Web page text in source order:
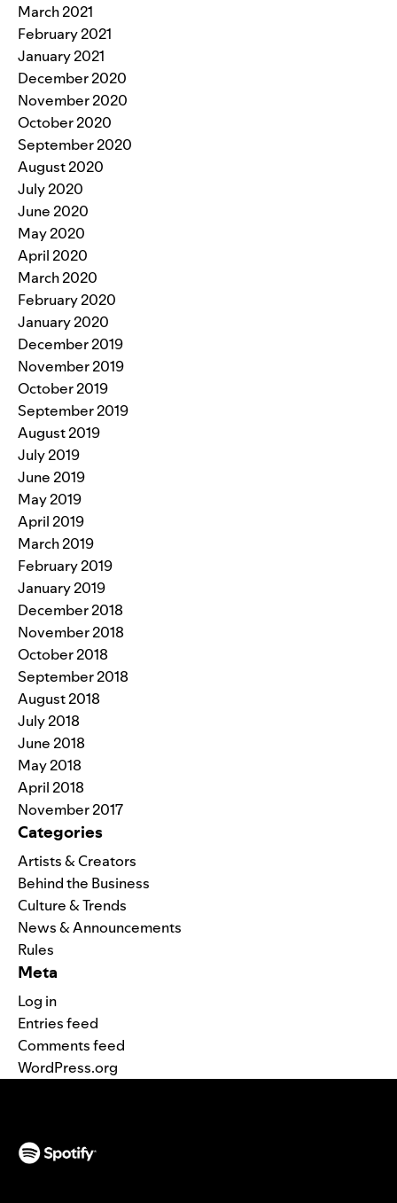
March 2021
February 2021
January 2021
December 2020
November 2020
October 2020
September 2020
August 2020
July 2020
June 2020
May 2020
April 2020
March 2020
February 2020
January 2020
December 2019
November 2019
October 2019
September 2019
August 2019
July 2019
June 2019
May 2019
April 2019
March 2019
February 2019
January 2019
December 2018
November 2018
October 2018
September 2018
August 2018
July 2018
June 2018
May 2018
April 2018
November 2017
Categories
Artists & Creators
Behind the Business
Culture & Trends
News & Announcements
Rules
Meta
Log in
Entries feed
Comments feed
WordPress.org